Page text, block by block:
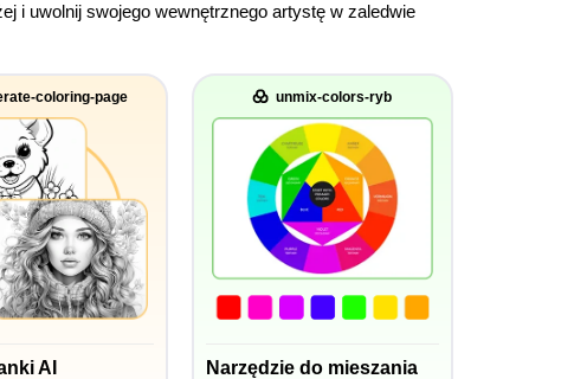
i uwolnij swojego wewnętrznego artystę w zaledwie
coloring-page
AI
unmix-colors-ryb
Narzędzie do mieszania